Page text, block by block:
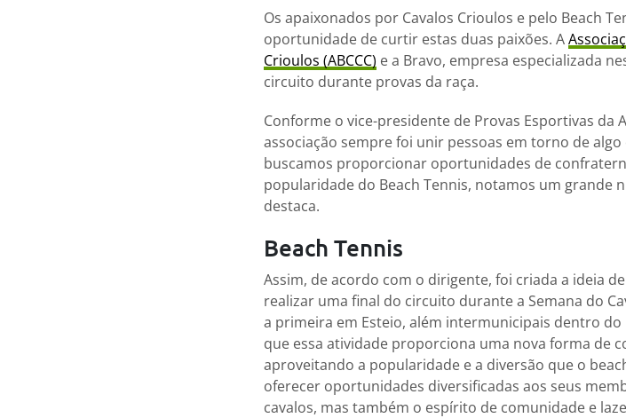
Os apaixonados por Cavalos Crioulos e pelo Beach
oportunidade de curtir estas duas paixões. A
Crioulos (ABCCC) e a Bravo, empresa especializada
circuito durante provas da raça.
Conforme o vice-presidente de Provas Esportivas da
associação sempre foi unir pessoas em torno de algo
buscamos proporcionar oportunidades de
popularidade do Beach Tennis, notamos um grande
destaca.
Beach Tennis
Assim, de acordo com o dirigente, foi criada a ideia
realizar uma final do circuito durante a Semana do
a primeira em Esteio, além intermunicipais dentro do
que essa atividade proporciona uma nova forma de
aproveitando a popularidade e a diversão que o
oferecer oportunidades diversificadas aos seus
cavalos, mas também o espírito de comunidade e